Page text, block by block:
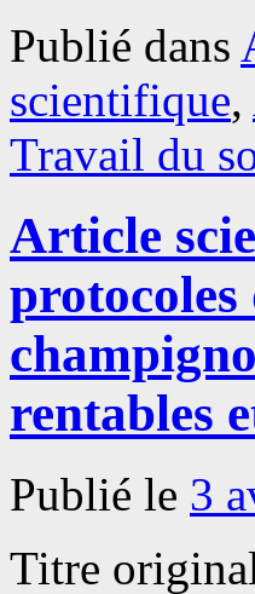
Publié dans
scientifique,
Travail du
Article
protocoles
rentables
Publié le 3
Titre